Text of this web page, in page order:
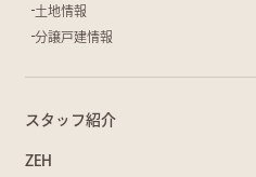
土地情報
分譲戸建情報
スタッフ紹介
ZEH